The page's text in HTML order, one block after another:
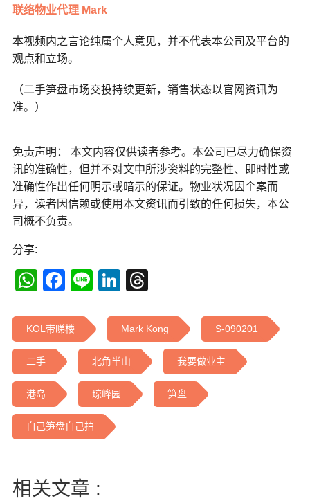
联络物业代理 Mark
本视频内之言论纯属个人意见，并不代表本公司及平台的
观点和立场。
（二手笋盘巿场交投持续更新，销售状态以官网资讯为
准。）
免责声明： 本文内容仅供读者参考。本公司已尽力确保资
讯的准确性，但并不对文中所涉资料的完整性、即时性或
准确性作出任何明示或暗示的保证。物业状况因个案而
异，读者因信赖或使用本文资讯而引致的任何损失，本公
司概不负责。
分享:
WhatsApp
Facebook
LineLinkedIn
KOL带睇楼 Mark Kong S-090201
二手 北角半山 我要做业主
港岛 琼峰园 笋盘
自己笋盘自己拍
相关文章 :